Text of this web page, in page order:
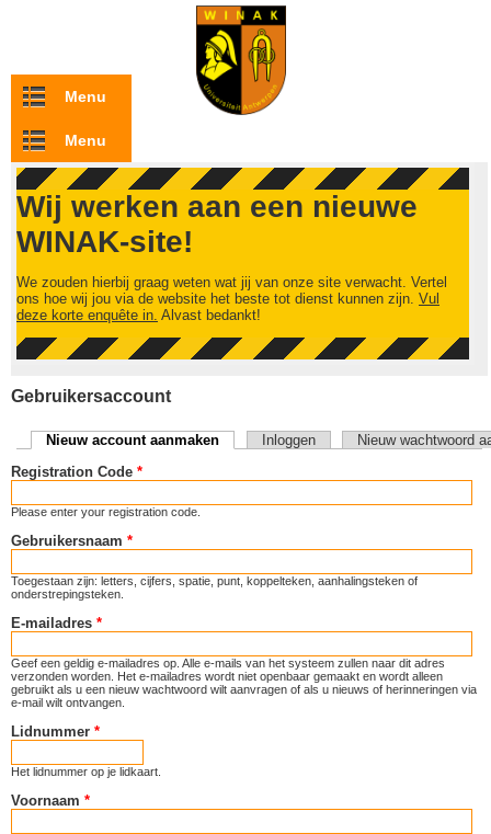
Overslaan en naar de inhoud gaan
Menu
Menu
Wij werken aan een nieuwe
WINAK-site!
We zouden hierbij graag weten wat jij van onze site verwacht. Vertel
ons hoe wij jou via de website het beste tot dienst kunnen zijn. Vul
deze korte enquête in. Alvast bedankt!
Gebruikersaccount
Primaire tabs
Nieuw account aanmaken (actieve tabblad)
Inloggen
Nieuw wachtwoord
Registration Code *
Please enter your registration code.
Gebruikersnaam *
Toegestaan zijn: letters, cijfers, spatie, punt, koppelteken, aanhalingsteken of
onderstrepingsteken.
E-mailadres *
Geef een geldig e-mailadres op. Alle e-mails van het systeem zullen naar dit adres
verzonden worden. Het e-mailadres wordt niet openbaar gemaakt en wordt alleen
gebruikt als u een nieuw wachtwoord wilt aanvragen of als u nieuws of herinneringen via
e-mail wilt ontvangen.
Lidnummer *
Het lidnummer op je lidkaart.
Voornaam *